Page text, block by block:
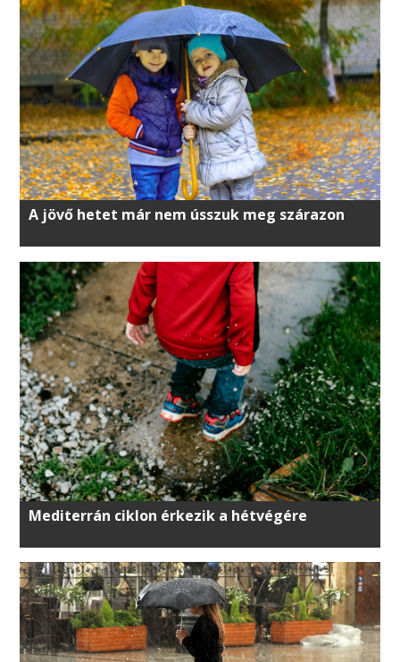
A jövő hetet már nem ússzuk meg szárazon
Mediterrán ciklon érkezik a hétvégére